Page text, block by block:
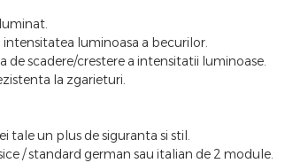
luminoasa a becurilor.
scadere/crestere a intensitatii luminoase.
la zgarieturi.
tale un plus de siguranta si stil.
/ standard german sau italian de 2 module.